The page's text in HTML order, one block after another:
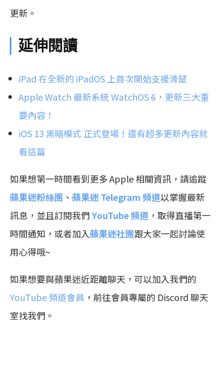
更新。
延伸閱讀
iPad 在全新的 iPadOS 上首次開始支援滑鼠
Apple Watch 最新系統 WatchOS 6，更新三大重
要內容！
iOS 13 黑暗模式 正式登場！還有超多更新內容就
看這篇
如果想第一時間看到更多 Apple 相關資訊，請追蹤
蘋果迷粉絲團 、 蘋果迷 Telegram 頻道以掌握最新
訊息，並且訂閱我們YouTube 頻道 ，取得直播第一
時間通知，或者加入蘋果迷社團跟大家一起討論使
用心得哦~
如果想要與蘋果迷近距離聊天，可以加入我們的
YouTube 頻道會員 ，前往會員專屬的 Discord 聊天
室找我們。